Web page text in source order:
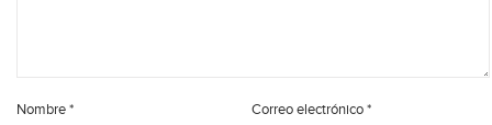
Nombre* Correo electrónico*